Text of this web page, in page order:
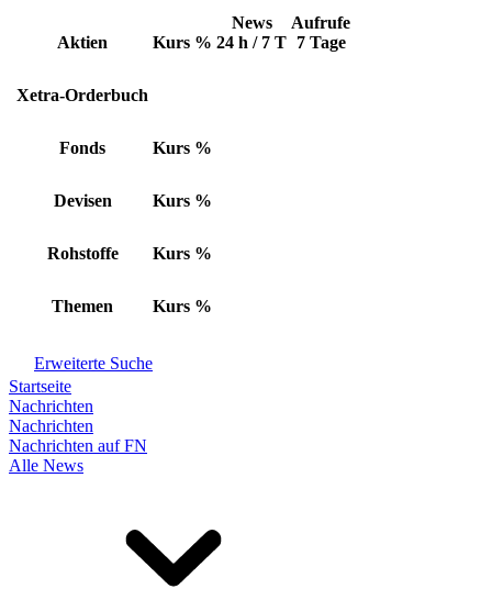
Aktien Kurs %
News
24 h / 7 T
Aufrufe
7 Tage
Xetra-Orderbuch
Fonds Kurs %
Devisen Kurs %
Rohstoffe Kurs %
Themen Kurs %
Erweiterte Suche
Startseite
Nachrichten
Nachrichten
Nachrichten auf FN
Alle News